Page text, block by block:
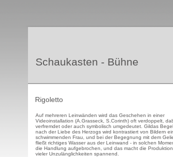
Schaukasten - Bühne
Rigoletto
Auf mehreren Leinwänden wird das Geschehen in einer
Videoinstallation (A.Grasseck, S.Corinth) oft verdoppelt,
verfremdet oder auch symbolisch umgedeutet. Gildas
nach der Liebe des Herzogs wird kontrastiert von Bildern
schwimmenden Frau, und bei der Begegnung mit dem
fließt richtiges Wasser aus der Leinwand - in solchen
die Handlung aufgebrochen, und das macht die
vieler Unzulänglichkeiten spannend.